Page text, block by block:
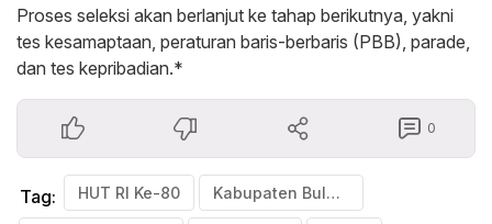
Proses seleksi akan berlanjut ke tahap berikutnya, yakni
tes kesamaptaan, peraturan baris-berbaris (PBB), parade,
dan tes kepribadian.*
0
Tag: HUT RI Ke-80 Kabupaten Bulukumba